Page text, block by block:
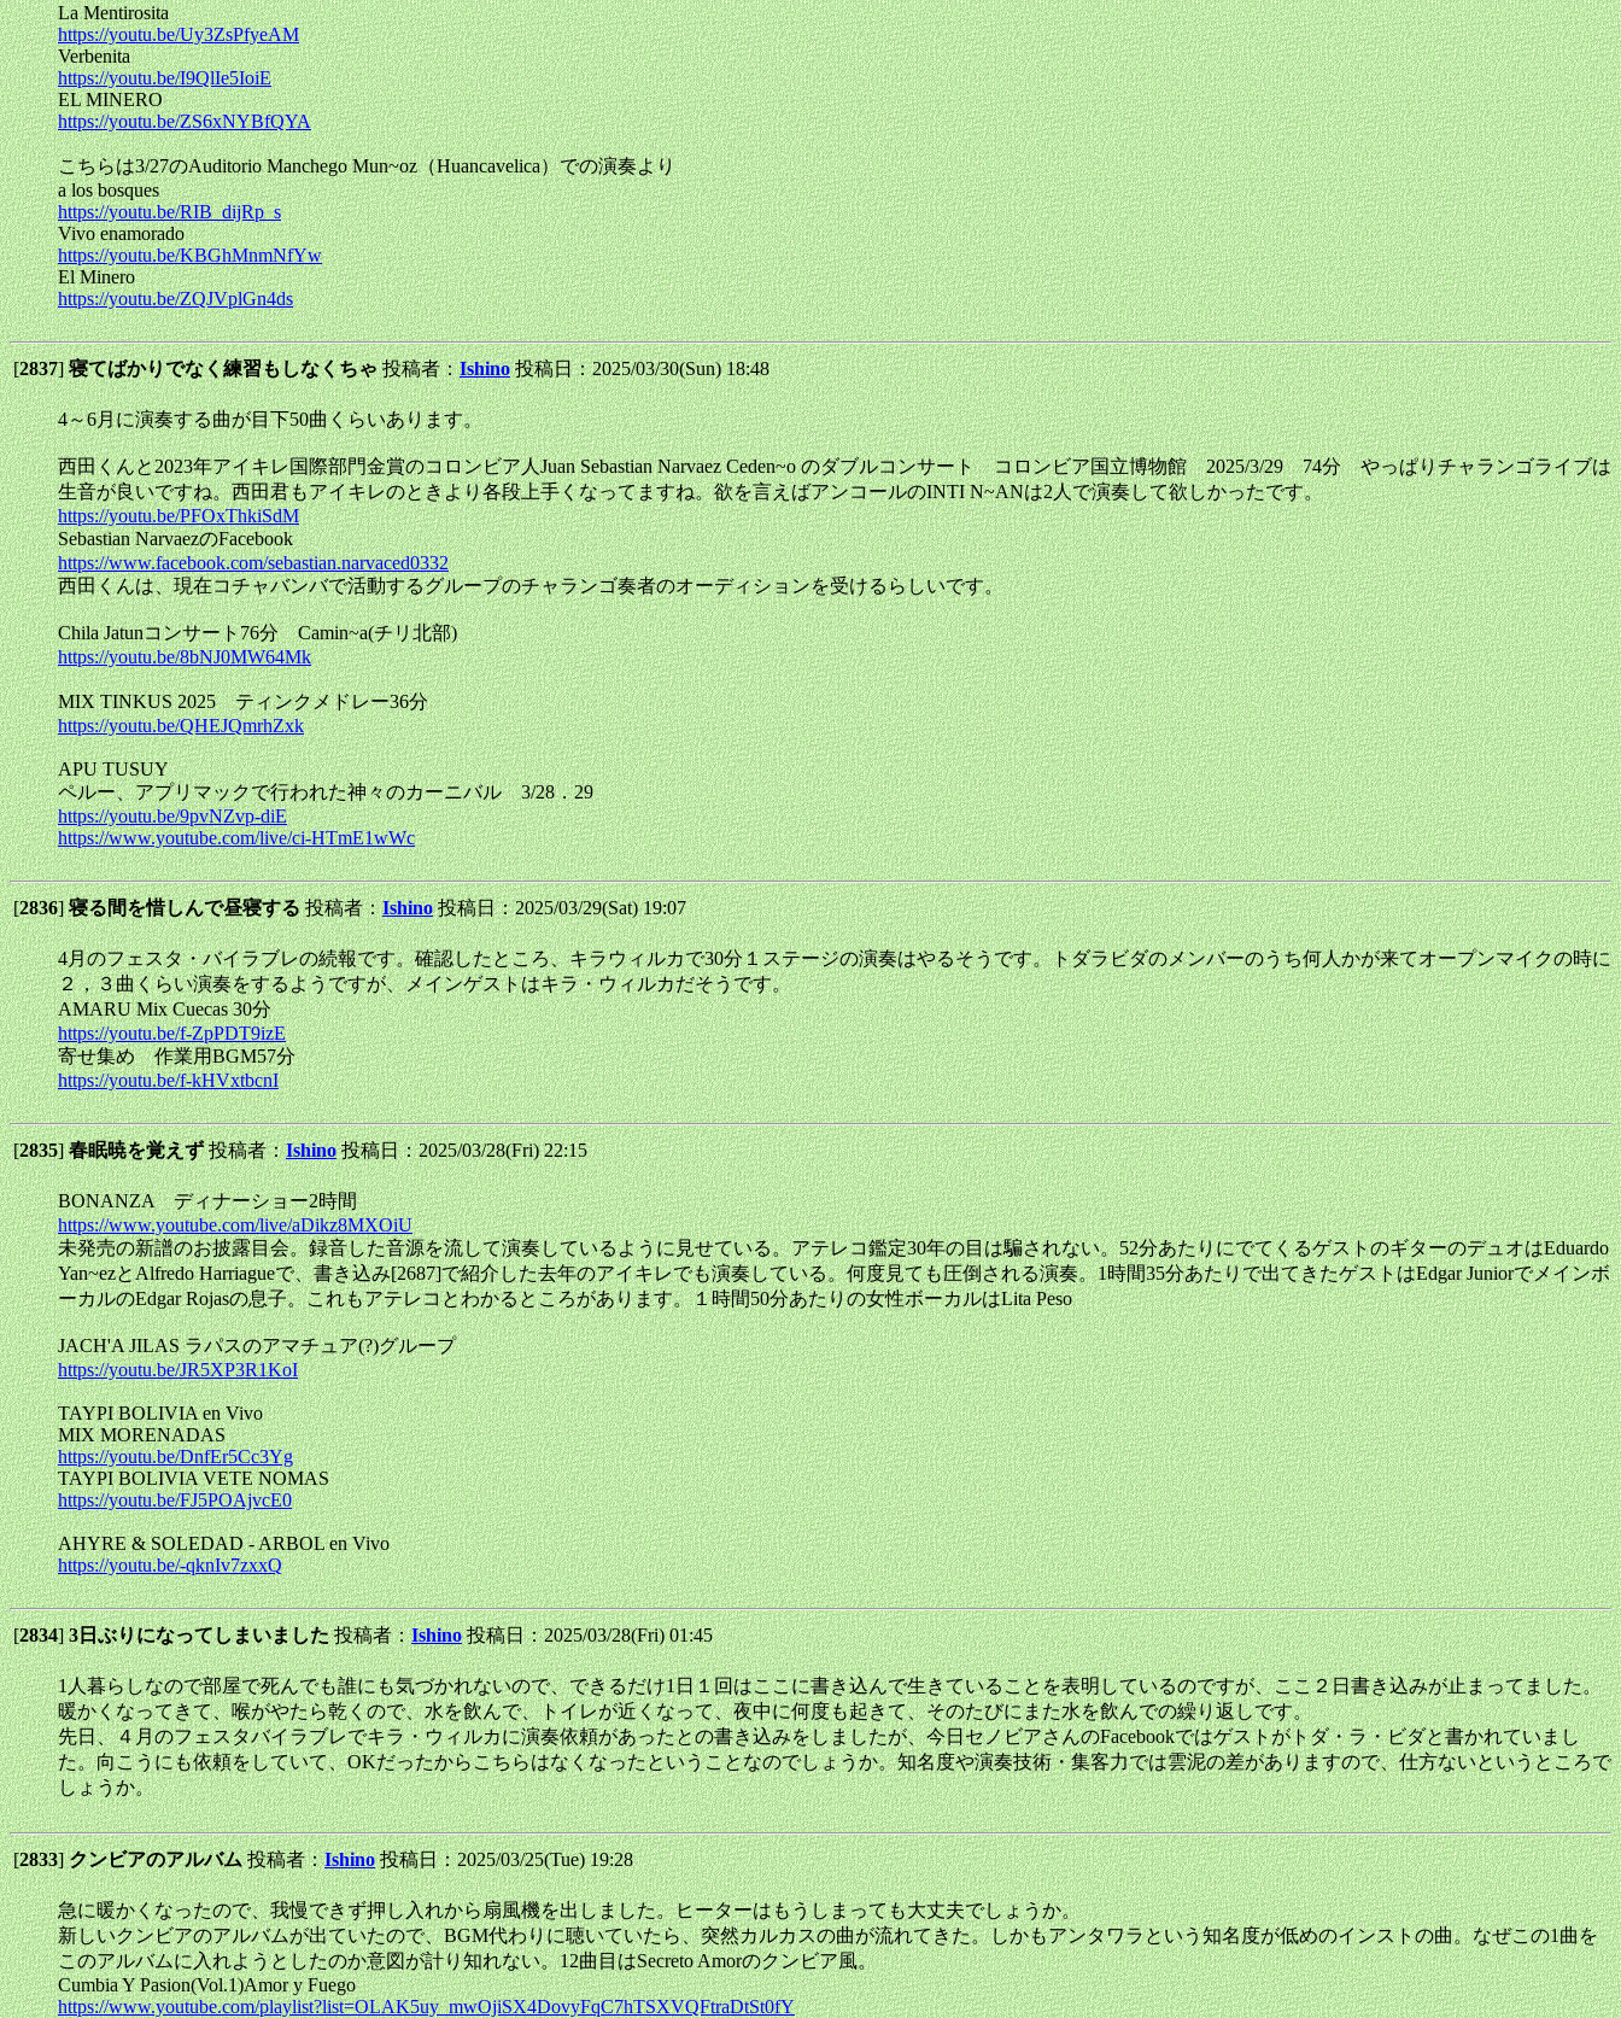
La Mentirosita
https://youtu.be/Uy3ZsPfyeAM
Verbenita
https://youtu.be/I9QlIe5IoiE
EL MINERO
https://youtu.be/ZS6xNYBfQYA
こちらは3/27のAuditorio Manchego Mun~oz（Huancavelica）での演奏より
a los bosques
https://youtu.be/RIB_dijRp_s
Vivo enamorado
https://youtu.be/KBGhMnmNfYw
El Minero
https://youtu.be/ZQJVplGn4ds
[2837]寝てばかりでなく練習もしなくちゃ投稿者：Ishino 投稿日：2025/03/30(Sun) 18:48
4～6月に演奏する曲が目下50曲くらいあります。
西田くんと2023年アイキレ国際部門金賞のコロンビア人Juan Sebastian Narvaez Ceden~o のダブルコンサート コロンビア国立博物館 2025/3/29 74分 やっぱりチャランゴライブは
生音が良いですね。西田君もアイキレのときより各段上手くなってますね。欲を言えばアンコールのINTI N~ANは2人で演奏して欲しかったです。
https://youtu.be/PFOxThkiSdM
Sebastian NarvaezのFacebook
https://www.facebook.com/sebastian.narvaced0332
西田くんは、現在コチャバンバで活動するグループのチャランゴ奏者のオーディションを受けるらしいです。
Chila Jatunコンサート76分 Camin~a(チリ北部)
https://youtu.be/8bNJ0MW64Mk
MIX TINKUS 2025 ティンクメドレー36分
https://youtu.be/QHEJQmrhZxk
APU TUSUY
ペルー、アプリマックで行われた神々のカーニバル 3/28．29
https://youtu.be/9pvNZvp-diE
https://www.youtube.com/live/ci-HTmE1wWc
[2836]寝る間を惜しんで昼寝する投稿者：Ishino 投稿日：2025/03/29(Sat) 19:07
4月のフェスタ・バイラブレの続報です。確認したところ、キラウィルカで30分１ステージの演奏はやるそうです。トダラビダのメンバーのうち何人かが来てオープンマイクの時に
２，３曲くらい演奏をするようですが、メインゲストはキラ・ウィルカだそうです。
AMARU Mix Cuecas 30分
https://youtu.be/f-ZpPDT9izE
寄せ集め 作業用BGM57分
https://youtu.be/f-kHVxtbcnI
[2835]春眠暁を覚えず投稿者：Ishino 投稿日：2025/03/28(Fri) 22:15
BONANZA ディナーショー2時間
https://www.youtube.com/live/aDikz8MXOiU
未発売の新譜のお披露目会。録音した音源を流して演奏しているように見せている。アテレコ鑑定30年の目は騙されない。52分あたりにでてくるゲストのギターのデュオはEduardo
Yan~ezとAlfredo Harriagueで、書き込み[2687]で紹介した去年のアイキレでも演奏している。何度見ても圧倒される演奏。1時間35分あたりで出てきたゲストはEdgar Juniorでメインボ
ーカルのEdgar Rojasの息子。これもアテレコとわかるところがあります。１時間50分あたりの女性ボーカルはLita Peso
JACH'A JILAS ラパスのアマチュア(?)グループ
https://youtu.be/JR5XP3R1KoI
TAYPI BOLIVIA en Vivo
MIX MORENADAS
https://youtu.be/DnfEr5Cc3Yg
TAYPI BOLIVIA VETE NOMAS
https://youtu.be/FJ5POAjvcE0
AHYRE & SOLEDAD - ARBOL en Vivo
https://youtu.be/-qknIv7zxxQ
[2834]3日ぶりになってしまいました投稿者：Ishino 投稿日：2025/03/28(Fri) 01:45
1人暮らしなので部屋で死んでも誰にも気づかれないので、できるだけ1日１回はここに書き込んで生きていることを表明しているのですが、ここ２日書き込みが止まってました。
暖かくなってきて、喉がやたら乾くので、水を飲んで、トイレが近くなって、夜中に何度も起きて、そのたびにまた水を飲んでの繰り返しです。
先日、４月のフェスタバイラブレでキラ・ウィルカに演奏依頼があったとの書き込みをしましたが、今日セノビアさんのFacebookではゲストがトダ・ラ・ビダと書かれていまし
た。向こうにも依頼をしていて、OKだったからこちらはなくなったということなのでしょうか。知名度や演奏技術・集客力では雲泥の差がありますので、仕方ないというところで
しょうか。
[2833]クンビアのアルバム投稿者：Ishino 投稿日：2025/03/25(Tue) 19:28
急に暖かくなったので、我慢できず押し入れから扇風機を出しました。ヒーターはもうしまっても大丈夫でしょうか。
新しいクンビアのアルバムが出ていたので、BGM代わりに聴いていたら、突然カルカスの曲が流れてきた。しかもアンタワラという知名度が低めのインストの曲。なぜこの1曲を
このアルバムに入れようとしたのか意図が計り知れない。12曲目はSecreto Amorのクンビア風。
Cumbia Y Pasion(Vol.1)Amor y Fuego
https://www.youtube.com/playlist?list=OLAK5uy_mwOjiSX4DovyFqC7hTSXVQFtraDtSt0fY